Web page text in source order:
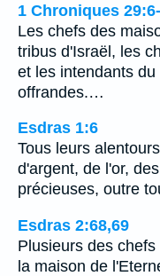
1 Chroniques
Les chefs des
tribus d'Israël, les
et les intendants
offrandes.…
Esdras 1:6
Tous leurs
d'argent, de l'or,
précieuses, outre
Esdras 2:68,69
Plusieurs des
la maison de